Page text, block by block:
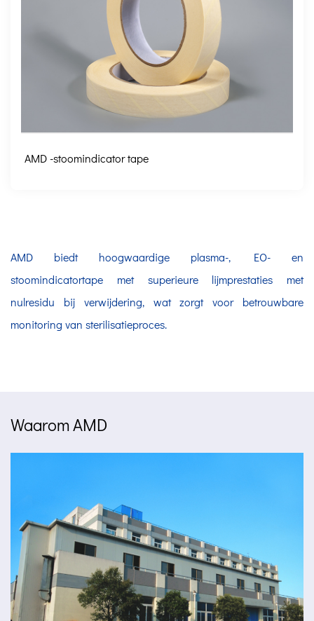
AMD -stoomindicator tape
AMD biedt hoogwaardige plasma-, EO- en
stoomindicatortape met superieure lijmprestaties met
nulresidu bij verwijdering, wat zorgt voor betrouwbare
monitoring van sterilisatieproces.
Waarom AMD